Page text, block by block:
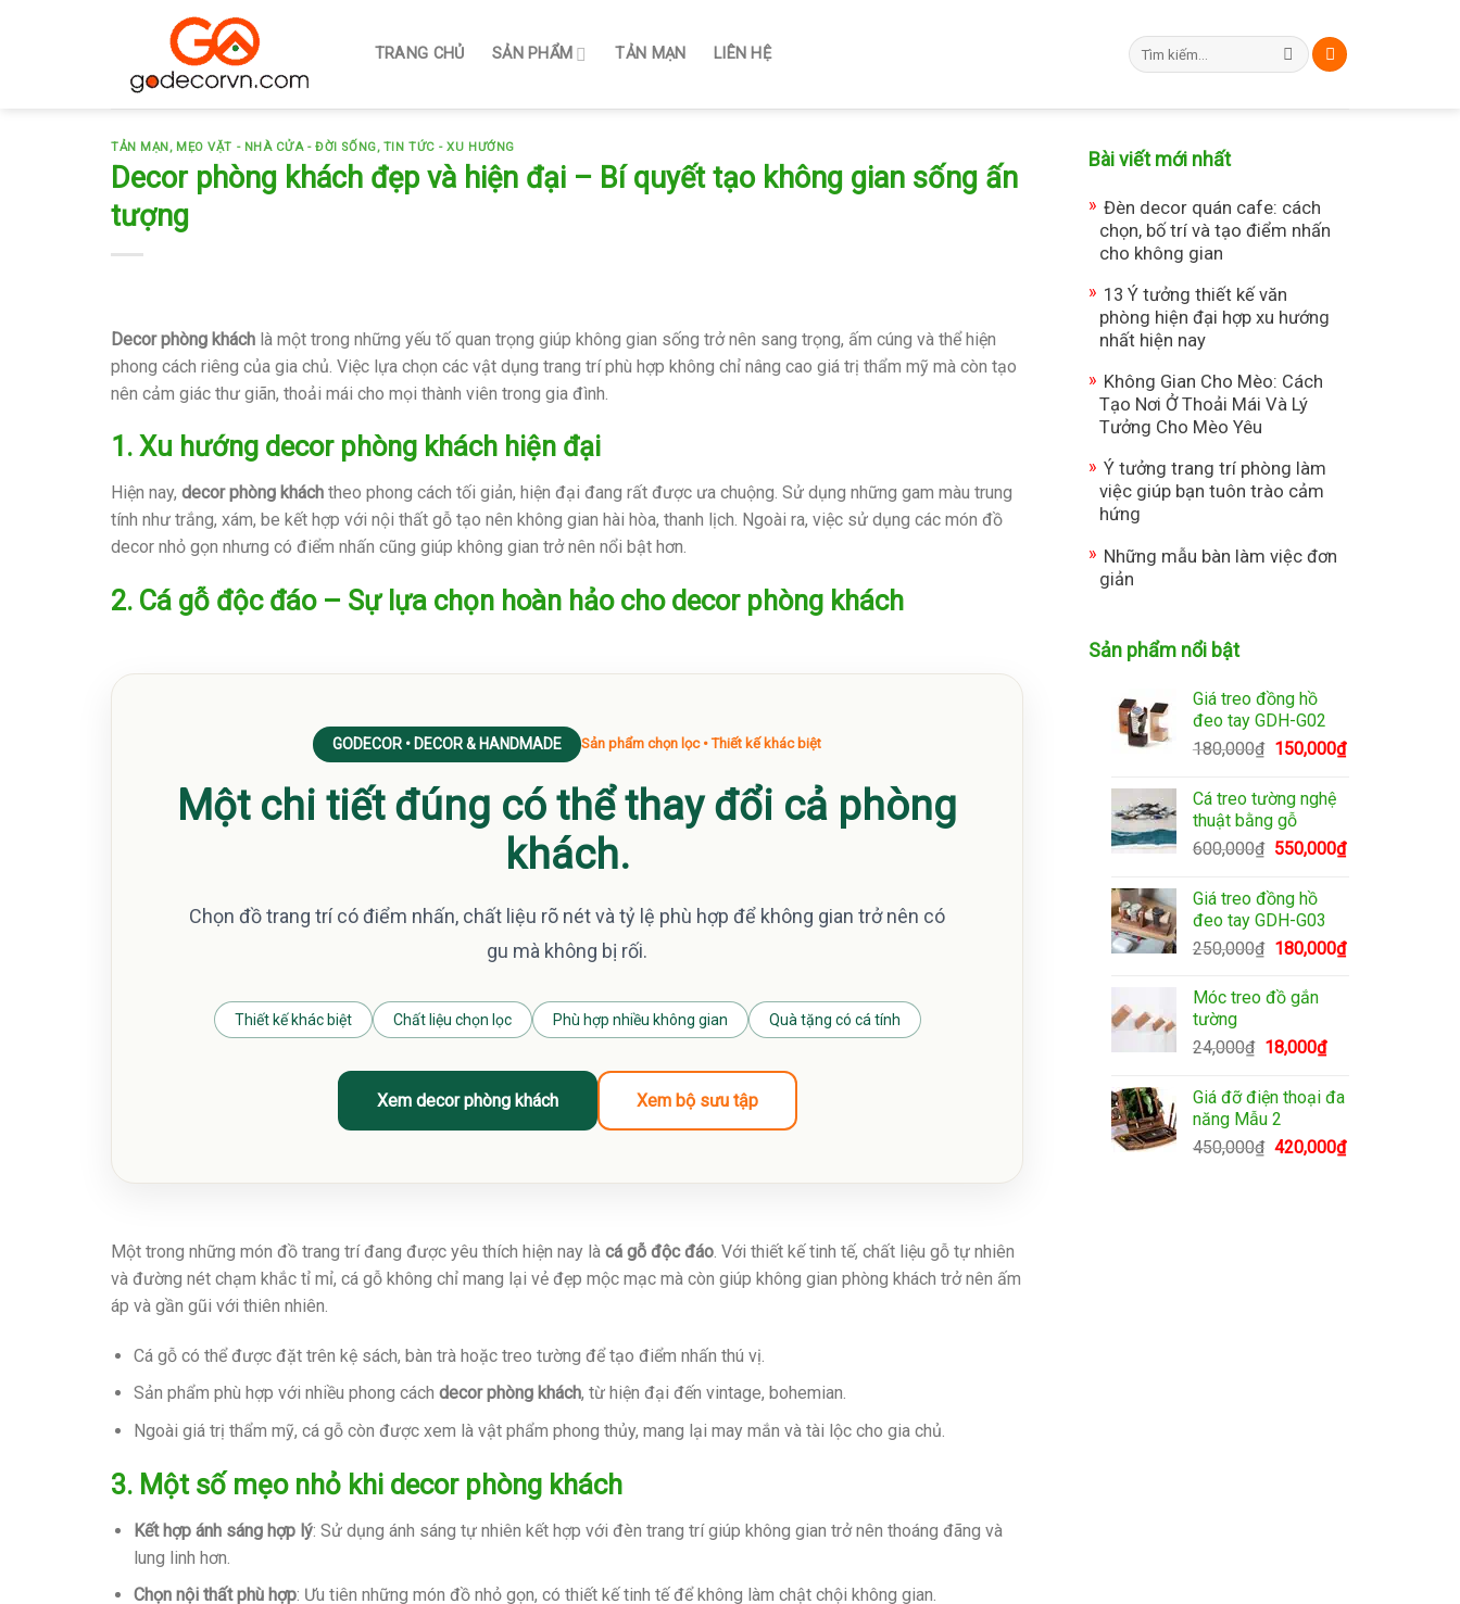
TRANG CHỦ SẢN PHẨM TẢN MẠN LIÊN HỆ
Tìm
kiếm:
TẢN MẠN, MẸO VẶT - NHÀ CỬA - ĐỜI SỐNG, TIN TỨC - XU HƯỚNG
Decor phòng khách đẹp và hiện đại – Bí quyết tạo không gian sống ấn
tượng
Decor phòng khách là một trong những yếu tố quan trọng giúp không gian sống trở nên sang trọng, ấm cúng và thể hiện
phong cách riêng của gia chủ. Việc lựa chọn các vật dụng trang trí phù hợp không chỉ nâng cao giá trị thẩm mỹ mà còn tạo
nên cảm giác thư giãn, thoải mái cho mọi thành viên trong gia đình.
1. Xu hướng decor phòng khách hiện đại
Hiện nay, decor phòng khách theo phong cách tối giản, hiện đại đang rất được ưa chuộng. Sử dụng những gam màu trung
tính như trắng, xám, be kết hợp với nội thất gỗ tạo nên không gian hài hòa, thanh lịch. Ngoài ra, việc sử dụng các món đồ
decor nhỏ gọn nhưng có điểm nhấn cũng giúp không gian trở nên nổi bật hơn.
2. Cá gỗ độc đáo – Sự lựa chọn hoàn hảo cho decor phòng khách
GODECOR • DECOR & HANDMADE Sản phẩm chọn lọc • Thiết kế khác biệt
Một chi tiết đúng có thể thay đổi cả phòng
khách.
Chọn đồ trang trí có điểm nhấn, chất liệu rõ nét và tỷ lệ phù hợp để không gian trở nên có
gu mà không bị rối.
Thiết kế khác biệt Chất liệu chọn lọc Phù hợp nhiều không gian Quà tặng có cá tính
Xem decor phòng khách Xem bộ sưu tập
Một trong những món đồ trang trí đang được yêu thích hiện nay là cá gỗ độc đáo. Với thiết kế tinh tế, chất liệu gỗ tự nhiên
và đường nét chạm khắc tỉ mỉ, cá gỗ không chỉ mang lại vẻ đẹp mộc mạc mà còn giúp không gian phòng khách trở nên ấm
áp và gần gũi với thiên nhiên.
Cá gỗ có thể được đặt trên kệ sách, bàn trà hoặc treo tường để tạo điểm nhấn thú vị.
Sản phẩm phù hợp với nhiều phong cách decor phòng khách, từ hiện đại đến vintage, bohemian.
Ngoài giá trị thẩm mỹ, cá gỗ còn được xem là vật phẩm phong thủy, mang lại may mắn và tài lộc cho gia chủ.
3. Một số mẹo nhỏ khi decor phòng khách
Kết hợp ánh sáng hợp lý: Sử dụng ánh sáng tự nhiên kết hợp với đèn trang trí giúp không gian trở nên thoáng đãng và
lung linh hơn.
Chọn nội thất phù hợp: Ưu tiên những món đồ nhỏ gọn, có thiết kế tinh tế để không làm chật chội không gian.
Bài viết mới nhất
Đèn decor quán cafe: cách
chọn, bố trí và tạo điểm nhấn
cho không gian
13 Ý tưởng thiết kế văn
phòng hiện đại hợp xu hướng
nhất hiện nay
Không Gian Cho Mèo: Cách
Tạo Nơi Ở Thoải Mái Và Lý
Tưởng Cho Mèo Yêu
Ý tưởng trang trí phòng làm
việc giúp bạn tuôn trào cảm
hứng
Những mẫu bàn làm việc đơn
giản
Sản phẩm nổi bật
Giá treo đồng hồ
đeo tay GDH-G02
180,000₫ Giá
là:
180,000₫.
150,000₫Giá
150,000₫.
Cá treo tường nghệ
thuật bằng gỗ
600,000₫ Giá
là:
600,000₫.
550,000₫Giá
550,000₫.
Giá treo đồng hồ
đeo tay GDH-G03
250,000₫ Giá
là:
180,000₫Giá
Móc treo đồ gắn
tường
24,000₫ Giá
là:
24,000₫.
18,000₫Giá
tại
18,000₫.
Giá đỡ điện thoại đa
năng Mẫu 2
450,000₫ Giá
420,000₫Giá